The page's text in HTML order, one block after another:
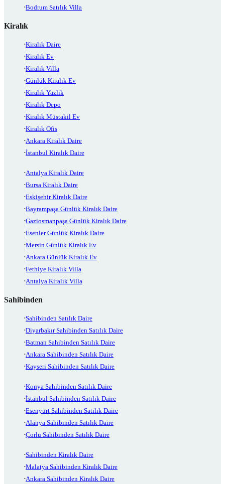
Bodrum Satılık Villa
Kiralık
Kiralık Daire
Kiralık Ev
Kiralık Villa
Günlük Kiralık Ev
Kiralık Yazlık
Kiralık Depo
Kiralık Müstakil Ev
Kiralık Ofis
Ankara Kiralık Daire
İstanbul Kiralık Daire
Antalya Kiralık Daire
Bursa Kiralık Daire
Eskişehir Kiralık Daire
Bayrampaşa Günlük Kiralık Daire
Gaziosmanpaşa Günlük Kiralık Daire
Esenler Günlük Kiralık Daire
Mersin Günlük Kiralık Ev
Ankara Günlük Kiralık Ev
Fethiye Kiralık Villa
Antalya Kiralık Villa
Sahibinden
Sahibinden Satılık Daire
Diyarbakır Sahibinden Satılık Daire
Batman Sahibinden Satılık Daire
Ankara Sahibinden Satılık Daire
Kayseri Sahibinden Satılık Daire
Konya Sahibinden Satılık Daire
İstanbul Sahibinden Satılık Daire
Esenyurt Sahibinden Satılık Daire
Alanya Sahibinden Satılık Daire
Çorlu Sahibinden Satılık Daire
Sahibinden Kiralık Daire
Malatya Sahibinden Kiralık Daire
Ankara Sahibinden Kiralık Daire